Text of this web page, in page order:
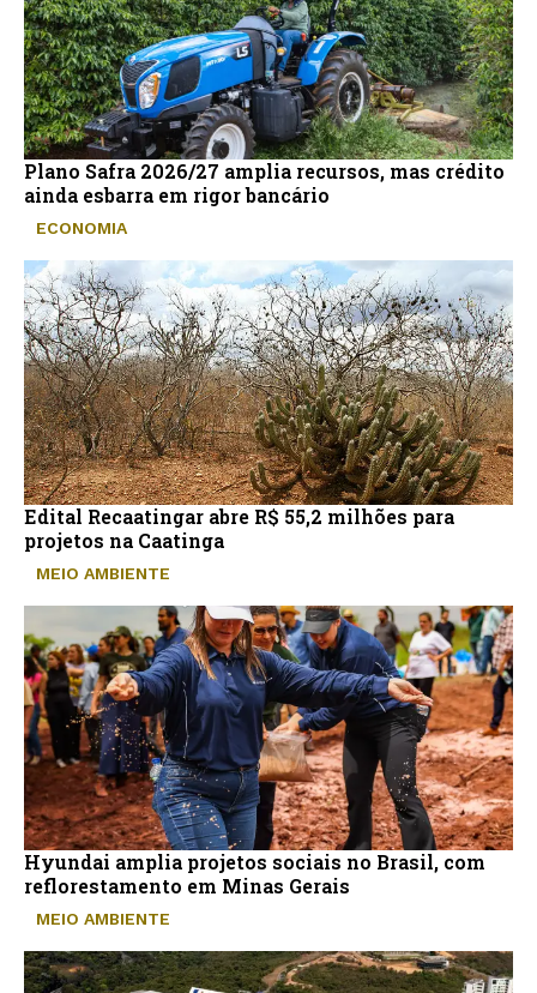
Plano Safra 2026/27 amplia recursos, mas crédito
ainda esbarra em rigor bancário
ECONOMIA
Edital Recaatingar abre R$ 55,2 milhões para
projetos na Caatinga
MEIO AMBIENTE
Hyundai amplia projetos sociais no Brasil, com
reflorestamento em Minas Gerais
MEIO AMBIENTE